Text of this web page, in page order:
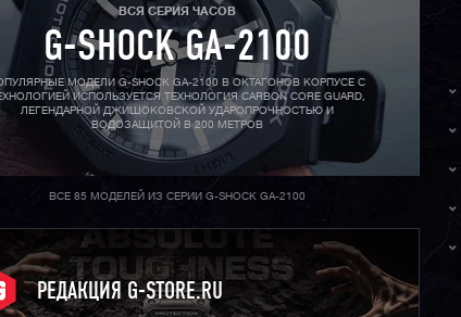
ВСЯ СЕРИЯ ЧАСОВ
G-SHOCK GA-2100
МОДЕЛИ G-SHOCK GA-2100 В ОКТАГОНОВ КОРПУСЕ С
ИСПОЛЬЗУЕТСЯ ТЕХНОЛОГИЯ CARBON CORE GUARD,
ЛЕГЕНДАРНОЙ ДЖИШОКОВСКОЙ УДАРОПРОЧНОСТЬЮ И
ВОДОЗАЩИТОЙ В 200 МЕТРОВ
ВСЕ 85 МОДЕЛЕЙ ИЗ СЕРИИ G-SHOCK GA-2100
РЕДАКЦИЯ G-STORE.RU